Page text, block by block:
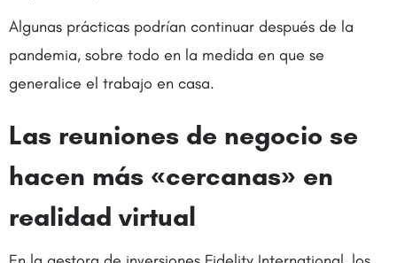
Algunas prácticas podrían continuar después de la
pandemia, sobre todo en la medida en que se
generalice el trabajo en casa.
Las reuniones de negocio se
hacen más «cercanas» en
realidad virtual